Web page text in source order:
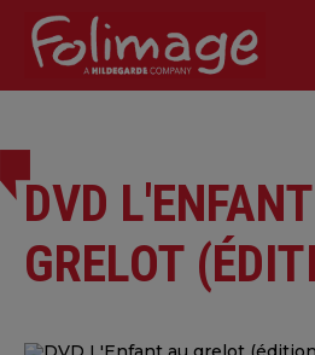
DVD
GRELOT